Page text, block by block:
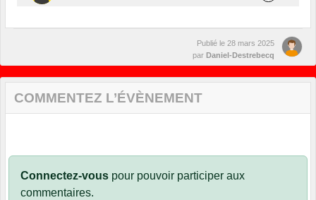
Publié le 28 mars 2025
par Daniel-Destrebecq
COMMENTEZ L’ÉVÈNEMENT
Connectez-vous pour pouvoir participer aux
commentaires.